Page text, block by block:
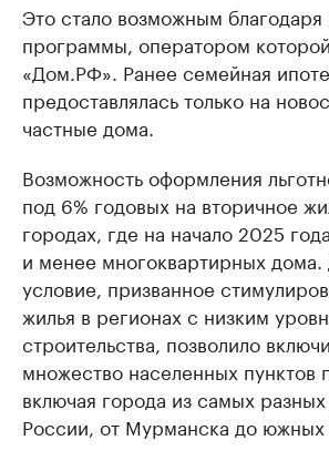
Это стало возможным
программы, оператором
«Дом.РФ». Ранее семейная
предоставлялась только на
частные дома.
Возможность оформления
под 6% годовых на вторичное
городах, где на начало 2025
и менее многоквартирных дома.
условие, призванное
жилья в регионах с низким
строительства, позволило
множество населенных пунктов
включая города из самых
России, от Мурманска до южных